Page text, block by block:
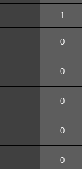
1
0
0
0
0
0